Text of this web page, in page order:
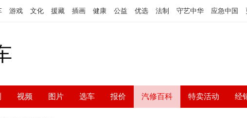
游戏 文化 援藏 插画 健康 公益 优选 法制 守艺中华 应急中国
视频 图片 选车 报价 汽修百科 特卖活动 经